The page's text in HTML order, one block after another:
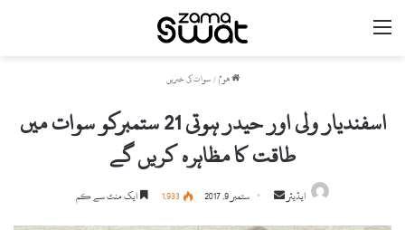
ھوم / سوات کی خبریں
اسفندیار ولی اور حیدر ہوتی 21 ستمبرکو سوات میں
طاقت کا مظاہرہ کریں گے
ایڈیٹر ستمبر 9, 2017 1,933 ایک منٹ سے کم